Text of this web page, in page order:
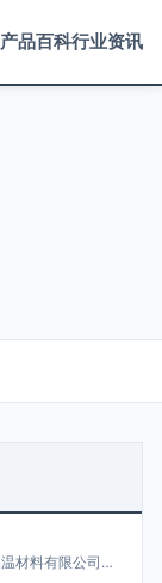
产品百科行业资讯
济南恒普保温材料有限公司成立于201…